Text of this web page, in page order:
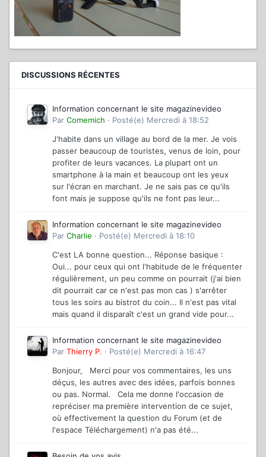
DISCUSSIONS RÉCENTES
Information concernant le site magazinevideo
Par Comemich · Posté(e) Mercredi à 18:52
J'habite dans un village au bord de la mer. Je vois
passer beaucoup de touristes, venus de loin, pour
profiter de leurs vacances. La plupart ont un
smartphone à la main et beaucoup ont les yeux
sur l'écran en marchant. Je ne sais pas ce qu'ils
font mais je suppose qu'ils ne font pas leur...
Information concernant le site magazinevideo
Par Charlie · Posté(e) Mercredi à 18:10
C'est LA bonne question... Réponse basique :
Oui... pour ceux qui ont l'habitude de le fréquenter
régulièrement, un peu comme on pourrait (j'ai bien
dit pourrait car ce n'est pas mon cas ) s'arrêter
tous les soirs au bistrot du coin... Il n'est pas vital
mais quand il disparaît c'est un grand vide pour...
Information concernant le site magazinevideo
Par Thierry P. · Posté(e) Mercredi à 16:47
Bonjour, Merci pour vos commentaires, les uns
déçus, les autres avec des idées, parfois bonnes
ou pas. Normal. Cela me donne l'occasion de
repréciser ma première intervention de ce sujet,
où effectivement la question du Forum (et de
l'espace Téléchargement) n'a pas été...